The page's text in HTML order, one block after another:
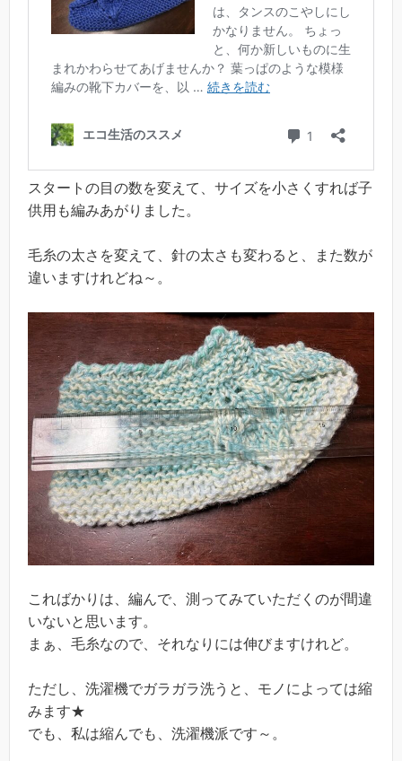
スタートの目の数を変えて、サイズを小さくすれば子
供用も編みあがりました。
毛糸の太さを変えて、針の太さも変わると、また数が
違いますけれどね～。
こればかりは、編んで、測ってみていただくのが間違
いないと思います。
まぁ、毛糸なので、それなりには伸びますけれど。
ただし、洗濯機でガラガラ洗うと、モノによっては縮
みます★
でも、私は縮んでも、洗濯機派です～。